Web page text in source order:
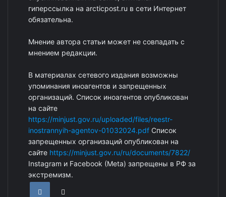
гиперссылка на arcticpost.ru в сети Интернет
обязательна.
Мнение автора статьи может не совпадать с
мнением редакции.
В материалах сетевого издания возможны
упоминания иноагентов и запрещенных
организаций. Список иноагентов опубликован
на сайте
https://minjust.gov.ru/uploaded/files/reestr-
inostrannyih-agentov-01032024.pdf Список
запрещенных организаций опубликован на
сайте https://minjust.gov.ru/ru/documents/7822/
Instagram и Facebook (Metа) запрещены в РФ за
экстремизм.